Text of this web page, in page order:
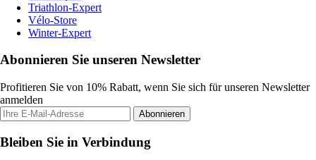
Triathlon-Expert
Vélo-Store
Winter-Expert
Abonnieren Sie unseren Newsletter
Profitieren Sie von 10% Rabatt, wenn Sie sich für unseren Newsletter
anmelden
Abonnieren
Bleiben Sie in Verbindung